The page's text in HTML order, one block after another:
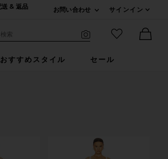
送 & 返品
お問い合わせ
サインイン
サイト検索
索
お気に入り
おすすめスタイル セール